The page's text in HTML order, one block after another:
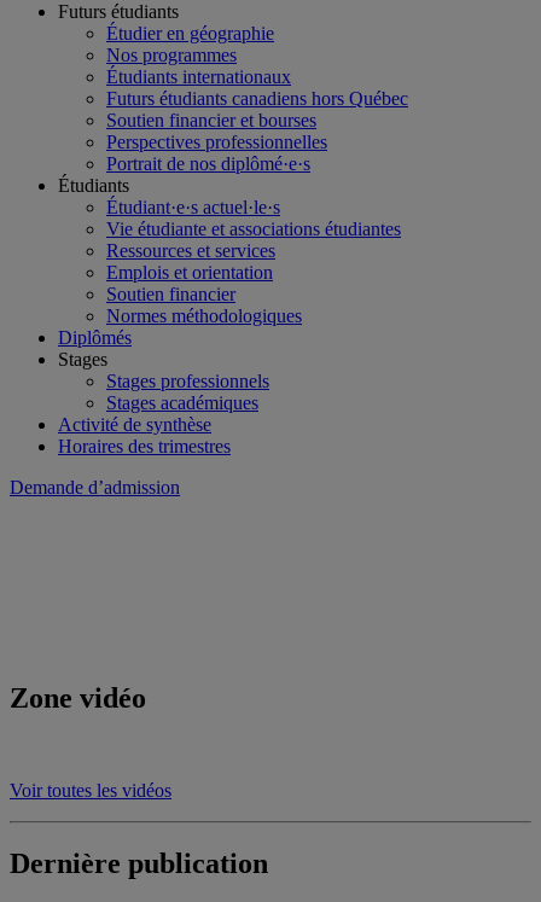
Futurs étudiants
Étudier en géographie
Nos programmes
Étudiants internationaux
Futurs étudiants canadiens hors Québec
Soutien financier et bourses
Perspectives professionnelles
Portrait de nos diplômé·e·s
Étudiants
Étudiant·e·s actuel·le·s
Vie étudiante et associations étudiantes
Ressources et services
Emplois et orientation
Soutien financier
Normes méthodologiques
Diplômés
Stages
Stages professionnels
Stages académiques
Activité de synthèse
Horaires des trimestres
Demande d’admission
Zone vidéo
Voir toutes les vidéos
Dernière publication